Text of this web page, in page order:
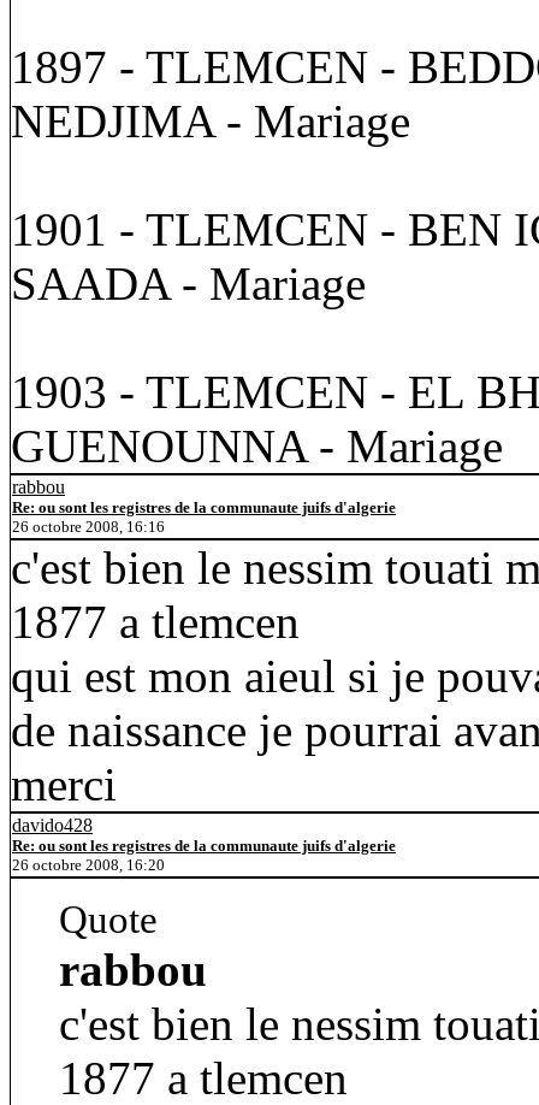
1897 - TLEMCEN -
NEDJIMA - Mariage
1901 - TLEMCEN - BEN
SAADA - Mariage
1903 - TLEMCEN - EL
GUENOUNNA - Mariage
rabbou
Re: ou sont les registres de la communaute juifs d'algerie
26 octobre 2008, 16:16
c'est bien le nessim touati
1877 a tlemcen
qui est mon aieul si je
de naissance je pourrai
merci
davido428
Re: ou sont les registres de la communaute juifs d'algerie
26 octobre 2008, 16:20
Quote
rabbou
c'est bien le nessim
1877 a tlemcen